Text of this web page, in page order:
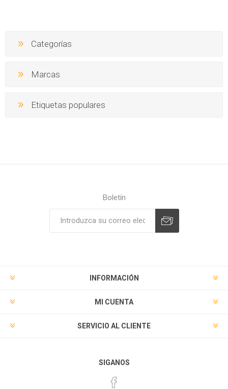
Categorías
Marcas
Etiquetas populares
Boletín
INFORMACIÓN
MI CUENTA
SERVICIO AL CLIENTE
SIGANOS